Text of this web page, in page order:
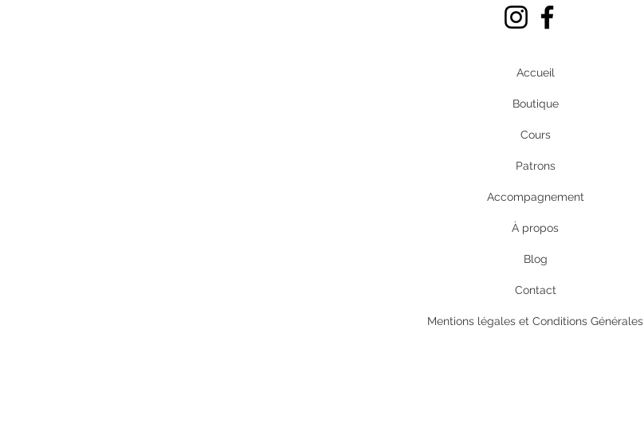
Accueil
Boutique
Cours
Patrons
Accompagnement
À propos
Blog
Contact
Mentions légales et Conditions Générales